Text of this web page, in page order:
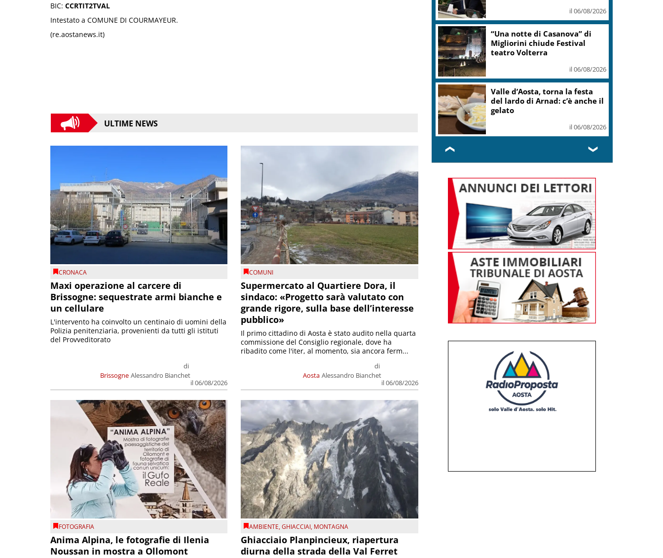
BIC: CCRTIT2TVAL
Intestato a COMUNE DI COURMAYEUR.
(re.aostanews.it)
ULTIME NEWS
CRONACA
Maxi operazione al carcere di
Brissogne: sequestrate armi bianche e
un cellulare
Brissogne
di
Alessandro Bianchet
il 06/08/2026
L'intervento ha coinvolto un centinaio di uomini della
Polizia penitenziaria, provenienti da tutti gli istituti
del Provveditorato
COMUNI
Supermercato al Quartiere Dora, il
sindaco: «Progetto sarà valutato con
grande rigore, sulla base dell’interesse
pubblico»
Aosta
di
Alessandro Bianchet
il 06/08/2026
Il primo cittadino di Aosta è stato audito nella quarta
commissione del Consiglio regionale, dove ha
ribadito come l'iter, al momento, sia ancora ferm...
FOTOGRAFIA
Anima Alpina, le fotografie di Ilenia
Noussan in mostra a Ollomont
AMBIENTE,GHIACCIAI, MONTAGNA
Ghiacciaio Planpincieux, riapertura
diurna della strada della Val Ferret
il 06/08/2026
Europei Tuffi, Pellacani è
pokerissimo: 5 ori in 5 gare
il 06/08/2026
Europeo Tuffi, Pellacani-Pizzini
oro nei 3mt sincro
❮ ❯